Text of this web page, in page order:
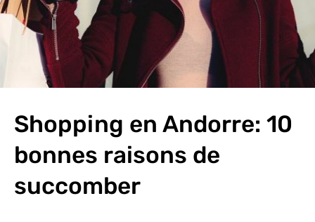
Shopping en Andorre: 10
bonnes raisons de
succomber